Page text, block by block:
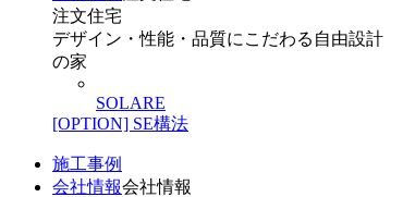
注文住宅
デザイン・性能・品質にこだわる自由設計
の家
SOLARE
[OPTION] SE構法
施工事例
会社情報会社情報